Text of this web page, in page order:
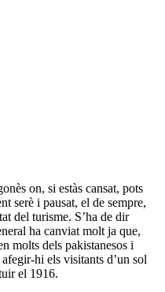
on, si estàs cansat, pots
serè i pausat, el de sempre,
del turisme. S’ha de dir
ha canviat molt ja que,
molts dels pakistanesos i
hi els visitants d’un sol
el 1916.